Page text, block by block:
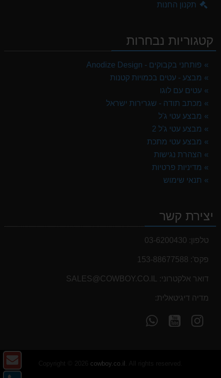
תקנון החנות
קטגוריות נבחרות
פותחני בקבוקים - Anodize Design
מבצע - עטים בכמויות קטנות
עטים עם לוגו
מכתב תודה - שגרירות ישראל
מבצע עטי ג'ל
מבצע עטי ג'ל 2
מבצע עטי מתכת
הצהרת נגישות
מדיניות פרטיות
תנאי שימוש
יצירת קשר
טלפון: 03-6200430
פקס': 153-88677588
דואר אלקטרוני: SALES@COWBOY.CO.IL
מדיה דיגיטאלית:
עקוב
אחרינו
עקוב
אחרינו
cowboy.co.il